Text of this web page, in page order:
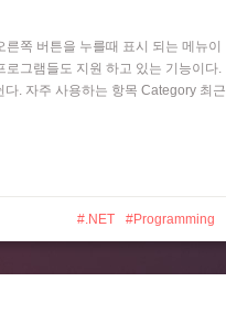
쪽 버튼을 누를때 표시 되는 메뉴이
그램들도 지원 하고 있는 기능이다.
. 자주 사용하는 항목 Category 최근
.NET Programming